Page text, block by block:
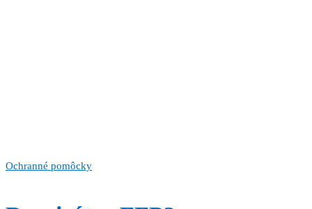
Ochranné pomôcky